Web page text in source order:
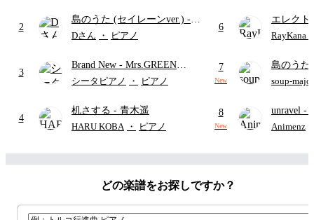
2
島のうた (セイレーンver.) -
セイレーン(CV.鈴木みのり)
ード・ペダル付き/『映画ちい
かわ 人魚の島のひみつ』よ
Dさん ・ ピアノ
3
Brand New - Mrs.GREEN
APPLE
シータピアノ ・ ピアノ
4
机さする - 青木遥
HARU KOBA
・ ピアノ
6
エレク
ディズニ
RayKana
7
New
島のうた
映画ちい
soup-majo
8
New
unravel -
雨
Animenz
どの楽譜をお探しですか？